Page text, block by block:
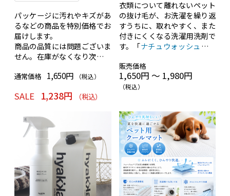
パッケージに汚れやキズがあ
るなどの商品を特別価格でお
届けします。
商品の品質には問題ございま
せん。在庫がなくなり次第、
および交換はお受けできませ
ご確認の上お申し込みくださ
い。
衣類について離れないペット
の抜け毛が、お洗濯を繰り返
すうちに、取れやすく、また
付きにくくなる洗濯用洗剤で
す。「ナチュウォッシュ・リ
キッド
」の姉妹品です。
通常価格 1,650円 （税込）
SALE 1,238円 （税込）
衣類について離れないペット
の抜け毛が、お洗濯を繰り返
すうちに、取れやすく、また
付きにくくなる洗濯用洗剤で
す。「ナチュウォッシュ・リ
販売価格
1,650円 ～ 1,980円
（税込）